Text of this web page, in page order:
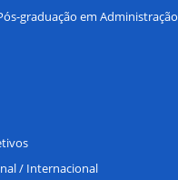
graduação em Administração
/ Internacional